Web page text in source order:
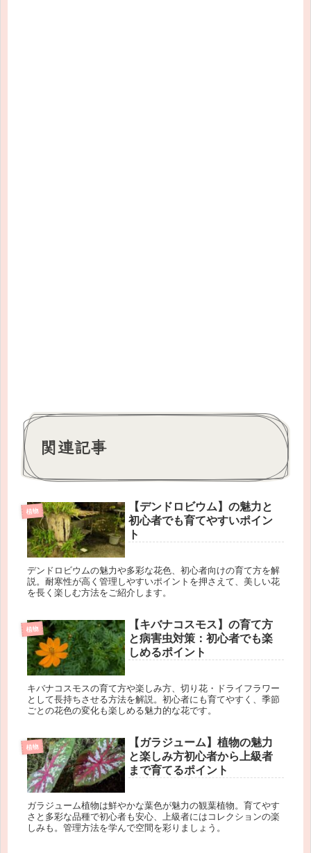
関連記事
植物
【デンドロビウム】の魅力と
初心者でも育てやすいポイン
ト
デンドロビウムの魅力や多彩な花色、初心者向けの育て方を解
説。耐寒性が高く管理しやすいポイントを押さえて、美しい花
を長く楽しむ方法をご紹介します。
植物
【キバナコスモス】の育て方
と病害虫対策：初心者でも楽
しめるポイント
キバナコスモスの育て方や楽しみ方、切り花・ドライフラワー
として長持ちさせる方法を解説。初心者にも育てやすく、季節
ごとの花色の変化も楽しめる魅力的な花です。
植物
【ガラジューム】植物の魅力
と楽しみ方初心者から上級者
まで育てるポイント
ガラジューム植物は鮮やかな葉色が魅力の観葉植物。育てやす
さと多彩な品種で初心者も安心、上級者にはコレクションの楽
しみも。管理方法を学んで空間を彩りましょう。